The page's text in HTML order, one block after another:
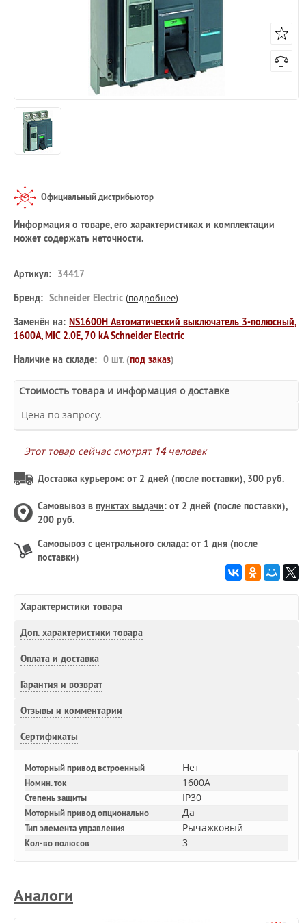
Официальный дистрибьютор
Информация о товаре, его характеристиках и комплектации
может содержать неточности.
Артикул: 34417
Бренд: Schneider Electric (подробнее)
Заменён на: NS1600H Автоматический выключатель 3-полюсный,
1600А, MIC 2.0E, 70 kA Schneider Electric
Наличие на складе: 0 шт. (под заказ)
Стоимость товара и информация о доставке
Цена по запросу.
Этот товар сейчас смотрят 14человек
Доставка курьером: от 2 дней (после поставки), 300 руб.
Самовывоз в пунктах выдачи: от 2 дней (после поставки),
200 руб.
Самовывоз с центрального склада: от 1 дня (после
поставки)
Характеристики товара
Доп. характеристики товара
Оплата и доставка
Гарантия и возврат
Отзывы и комментарии
Сертификаты
Моторный привод встроенный Нет
Номин. ток 1600A
Степень защиты IP30
Моторный привод опционально Да
Тип элемента управления Рычажковый
Кол-во полюсов 3
Аналоги